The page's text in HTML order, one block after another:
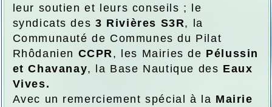
leur soutien et leurs conseils ; le
syndicats des 3 Rivières S3R, la
Communauté de Communes du Pilat
Rhôdanien CCPR, les Mairies de Pélussin
et Chavanay, la Base Nautique des Eaux
Vives.
Avec un remerciement spécial à la Mairie